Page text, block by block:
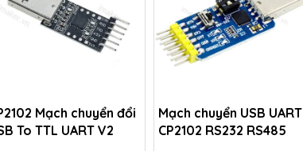
Mạch chuyển đổi
To TTL UART V2
Mạch chuyển USB UART
CP2102 RS232 RS485